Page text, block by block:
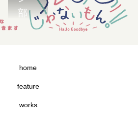
home
feature
works